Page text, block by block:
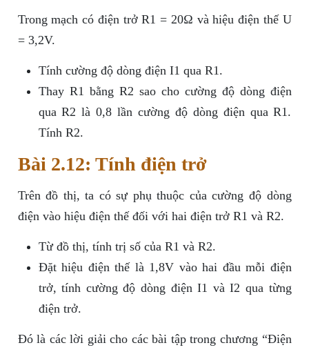
Trong mạch có điện trở R1 = 20Ω và hiệu điện thế U
= 3,2V.
Tính cường độ dòng điện I1 qua R1.
Thay R1 bằng R2 sao cho cường độ dòng điện
qua R2 là 0,8 lần cường độ dòng điện qua R1.
Tính R2.
Bài 2.12: Tính điện trở
Trên đồ thị, ta có sự phụ thuộc của cường độ dòng
điện vào hiệu điện thế đối với hai điện trở R1 và R2.
Từ đồ thị, tính trị số của R1 và R2.
Đặt hiệu điện thế là 1,8V vào hai đầu mỗi điện
trở, tính cường độ dòng điện I1 và I2 qua từng
điện trở.
Đó là các lời giải cho các bài tập trong chương “Điện